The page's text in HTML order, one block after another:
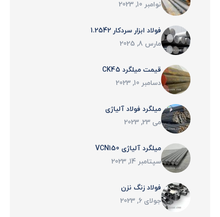
نوامبر 10, 2023
فولاد ابزار سردکار 1.2542
مارس 8, 2025
قیمت میلگرد CK45
دسامبر 10, 2023
میلگرد فولاد آلیاژی
می 23, 2023
میلگرد آلیاژی VCN150
سپتامبر 14, 2023
فولاد زنگ نزن
جولای 6, 2023